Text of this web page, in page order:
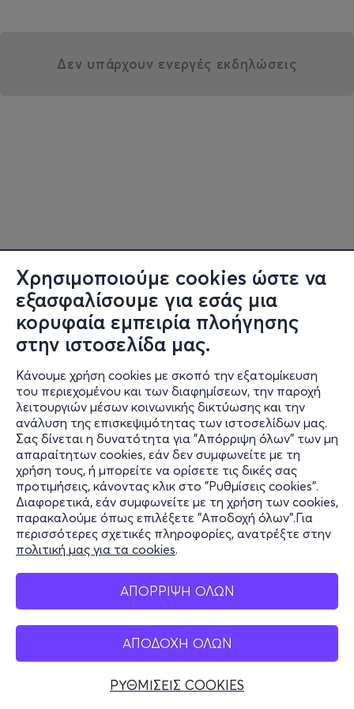
Χρησιμοποιούμε cookies ώστε να
εξασφαλίσουμε για εσάς μια
κορυφαία εμπειρία πλοήγησης
στην ιστοσελίδα μας.
Κάνουμε χρήση cookies με σκοπό την εξατομίκευση
του περιεχομένου και των διαφημίσεων, την παροχή
λειτουργιών μέσων κοινωνικής δικτύωσης και την
ανάλυση της επισκεψιμότητας των ιστοσελίδων μας.
Σας δίνεται η δυνατότητα για "Απόρριψη όλων" των μη
απαραίτητων cookies, εάν δεν συμφωνείτε με τη
χρήση τους, ή μπορείτε να ορίσετε τις δικές σας
προτιμήσεις, κάνοντας κλικ στο "Ρυθμίσεις cookies".
Διαφορετικά, εάν συμφωνείτε με τη χρήση των cookies,
παρακαλούμε όπως επιλέξετε "Αποδοχή όλων".Για
περισσότερες σχετικές πληροφορίες, ανατρέξτε στην
πολιτική μας για τα cookies.
ΑΠΟΡΡΙΨΗ ΟΛΩΝ
ΑΠΟΔΟΧΗ ΟΛΩΝ
ΡΥΘΜΙΣΕΙΣ COOKIES
Δεν υπάρχουν ενεργές εκδηλώσεις